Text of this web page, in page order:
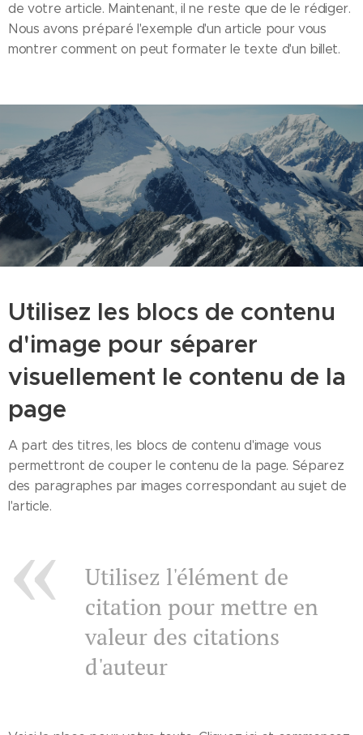
de votre article. Maintenant, il ne reste que de le rédiger.
Nous avons préparé l'exemple d'un article pour vous
montrer comment on peut formater le texte d'un billet.
Utilisez les blocs de contenu
d'image pour séparer
visuellement le contenu de la
page
A part des titres, les blocs de contenu d'image vous
permettront de couper le contenu de la page. Séparez
des paragraphes par images correspondant au sujet de
l'article.
Utilisez l'élément de
citation pour mettre en
valeur des citations
d'auteur